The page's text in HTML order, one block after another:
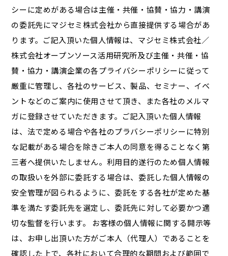
シーに定めがある場合は主催・共催・協賛・協力・講演
の委託先にマジセミ株式会社から直接提供する場合があ
ります。ご記入頂いた個人情報は、マジセミ株式会社／
株式会社オープンソース活用研究所及び主催・共催・協
賛・協力・講演企業の各プライバシーポリシーに従って
厳重に管理し、各社のサービス、製品、セミナー、イベ
ントなどのご案内に使用させて頂き、また各社のメルマ
ガに登録させていただきます。ご記入頂いた個人情報
は、法で定める場合や各社のプラバシーポリシーに特別
な記載がある場合を除きご本人の同意を得ることなく第
三者へ提供いたしません。利用目的遂行のため個人情報
の取扱いを外部に委託する場合は、委託した個人情報の
安全管理が図られるように、委託をする各社が定めた基
準を満たす委託先を選定し、委託先に対して必要かつ適
切な監督を行います。 お客様の個人情報に関する開示等
は、お申し出頂いた方がご本人（代理人）であることを
確認した上で、各社において合理的な期間および範囲で